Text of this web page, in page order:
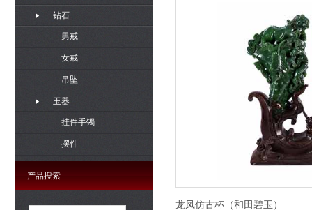
产品搜索
龙凤仿古杯（和田碧玉）
钻石
男戒
女戒
吊坠
玉器
挂件手镯
摆件